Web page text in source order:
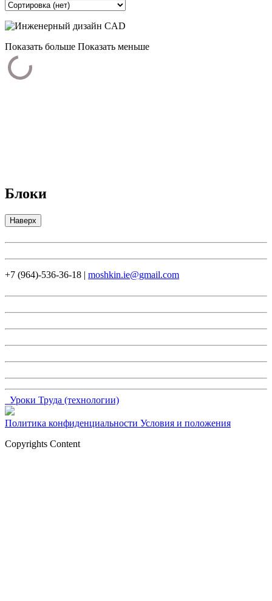
Показать больше Показать меньше
Блоки
Наверх
+7 (964)-536-36-18 | moshkin.ie@gmail.com
Уроки Труда (технологии)
Политика конфиденциальности Условия и положения
Copyrights Content